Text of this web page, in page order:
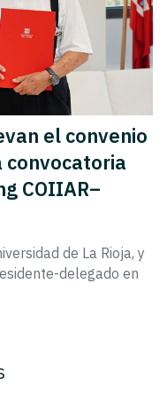
el convenio
convocatoria
COIIAR–
de La Rioja, y
delegado en